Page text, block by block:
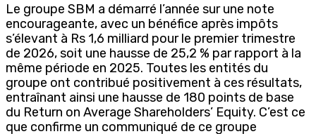
Le groupe SBM a démarré l’année sur une note
encourageante, avec un bénéfice après impôts
s’élevant à Rs 1,6 milliard pour le premier trimestre
de 2026, soit une hausse de 25,2 % par rapport à la
même période en 2025. Toutes les entités du
groupe ont contribué positivement à ces résultats,
entraînant ainsi une hausse de 180 points de base
du Return on Average Shareholders’ Equity. C’est ce
que confirme un communiqué de ce groupe